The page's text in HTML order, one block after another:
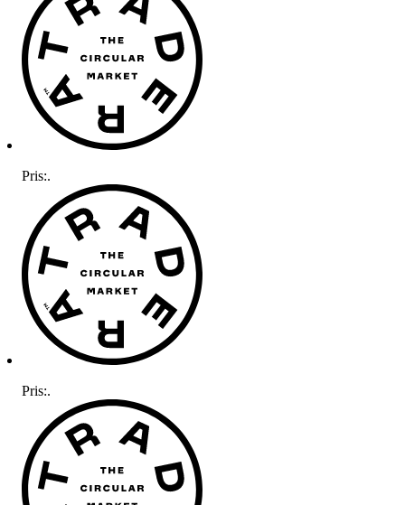
Pris:.
Pris:.